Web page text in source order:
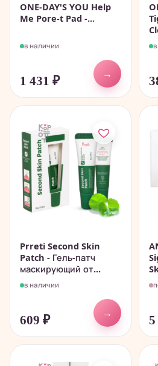
ONE-DAY'S YOU Help
Me Pore-t Pad -...
в наличии
1 431 ₽
→
Prreti Second Skin
Patch - Гель-патч
маскирующий от...
в наличии
609 ₽
→
5